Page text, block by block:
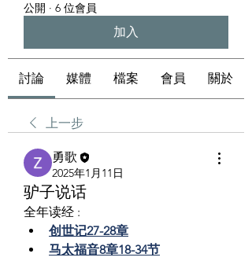
公開 · 6 位會員
加入
討論 媒體 檔案 會員 關於
上一步
勇歌
2025年1月11日
驴子说话
全年读经 :
创世记27-28章
马太福音8章18-34节